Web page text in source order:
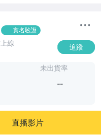
實名驗證
線 追蹤
未出貨率
--
直播影片